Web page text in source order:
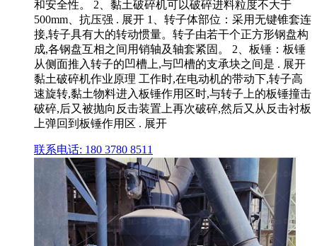
和安全性。 2、黏土破碎机可以破碎进料粒度不大于
500mm、抗压强 . 展开 1、转子体部位：采用无键锥套连
接,转子具有大的转动惯量。转子由若干个正方形钢盘构
成,各钢盘互相之间用销轴及轴套紧固。 2、板锤：板锤
从侧面推入转子的凹槽上,与凹槽的支承块之间是 . 展开
黏土破碎机作业原理 工作时,在电动机的带动下,转子高
速旋转,黏土物料进入板锤作用区时,与转子上的板锤撞击
破碎,后又被抛向反击装置上再次破碎,然后又从反击衬板
上弹回到板锤作用区 . 展开
联系电话: 180 3780 8511